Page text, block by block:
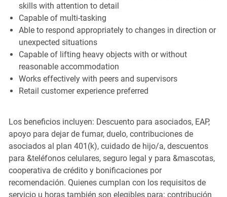
skills with attention to detail
Capable of multi-tasking
Able to respond appropriately to changes in direction or
unexpected situations
Capable of lifting heavy objects with or without
reasonable accommodation
Works effectively with peers and supervisors
Retail customer experience preferred
Los beneficios incluyen: Descuento para asociados, EAP,
apoyo para dejar de fumar, duelo, contribuciones de
asociados al plan 401(k), cuidado de hijo/a, descuentos
para &teléfonos celulares, seguro legal y para &mascotas,
cooperativa de crédito y bonificaciones por
recomendación. Quienes cumplan con los requisitos de
servicio u horas también son elegibles para: contribución